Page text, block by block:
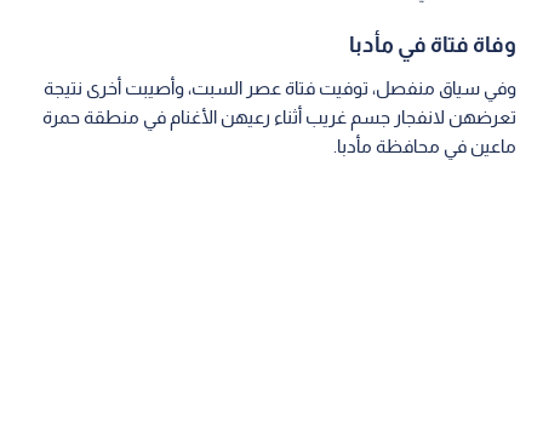
وفاة فتاة في مأدبا
وفي سياق منفصل، توفيت فتاة عصر السبت، وأصيبت أخرى نتيجة
تعرضهن لانفجار جسم غريب أثناء رعيهن الأغنام في منطقة حمرة
ماعين في محافظة مأدبا.